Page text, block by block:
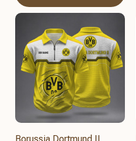
Borussia Dortmund II